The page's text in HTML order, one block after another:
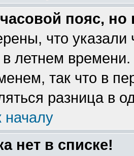
пояс,
что указали
летнем
так что в
разница в
началу
нет в списке!